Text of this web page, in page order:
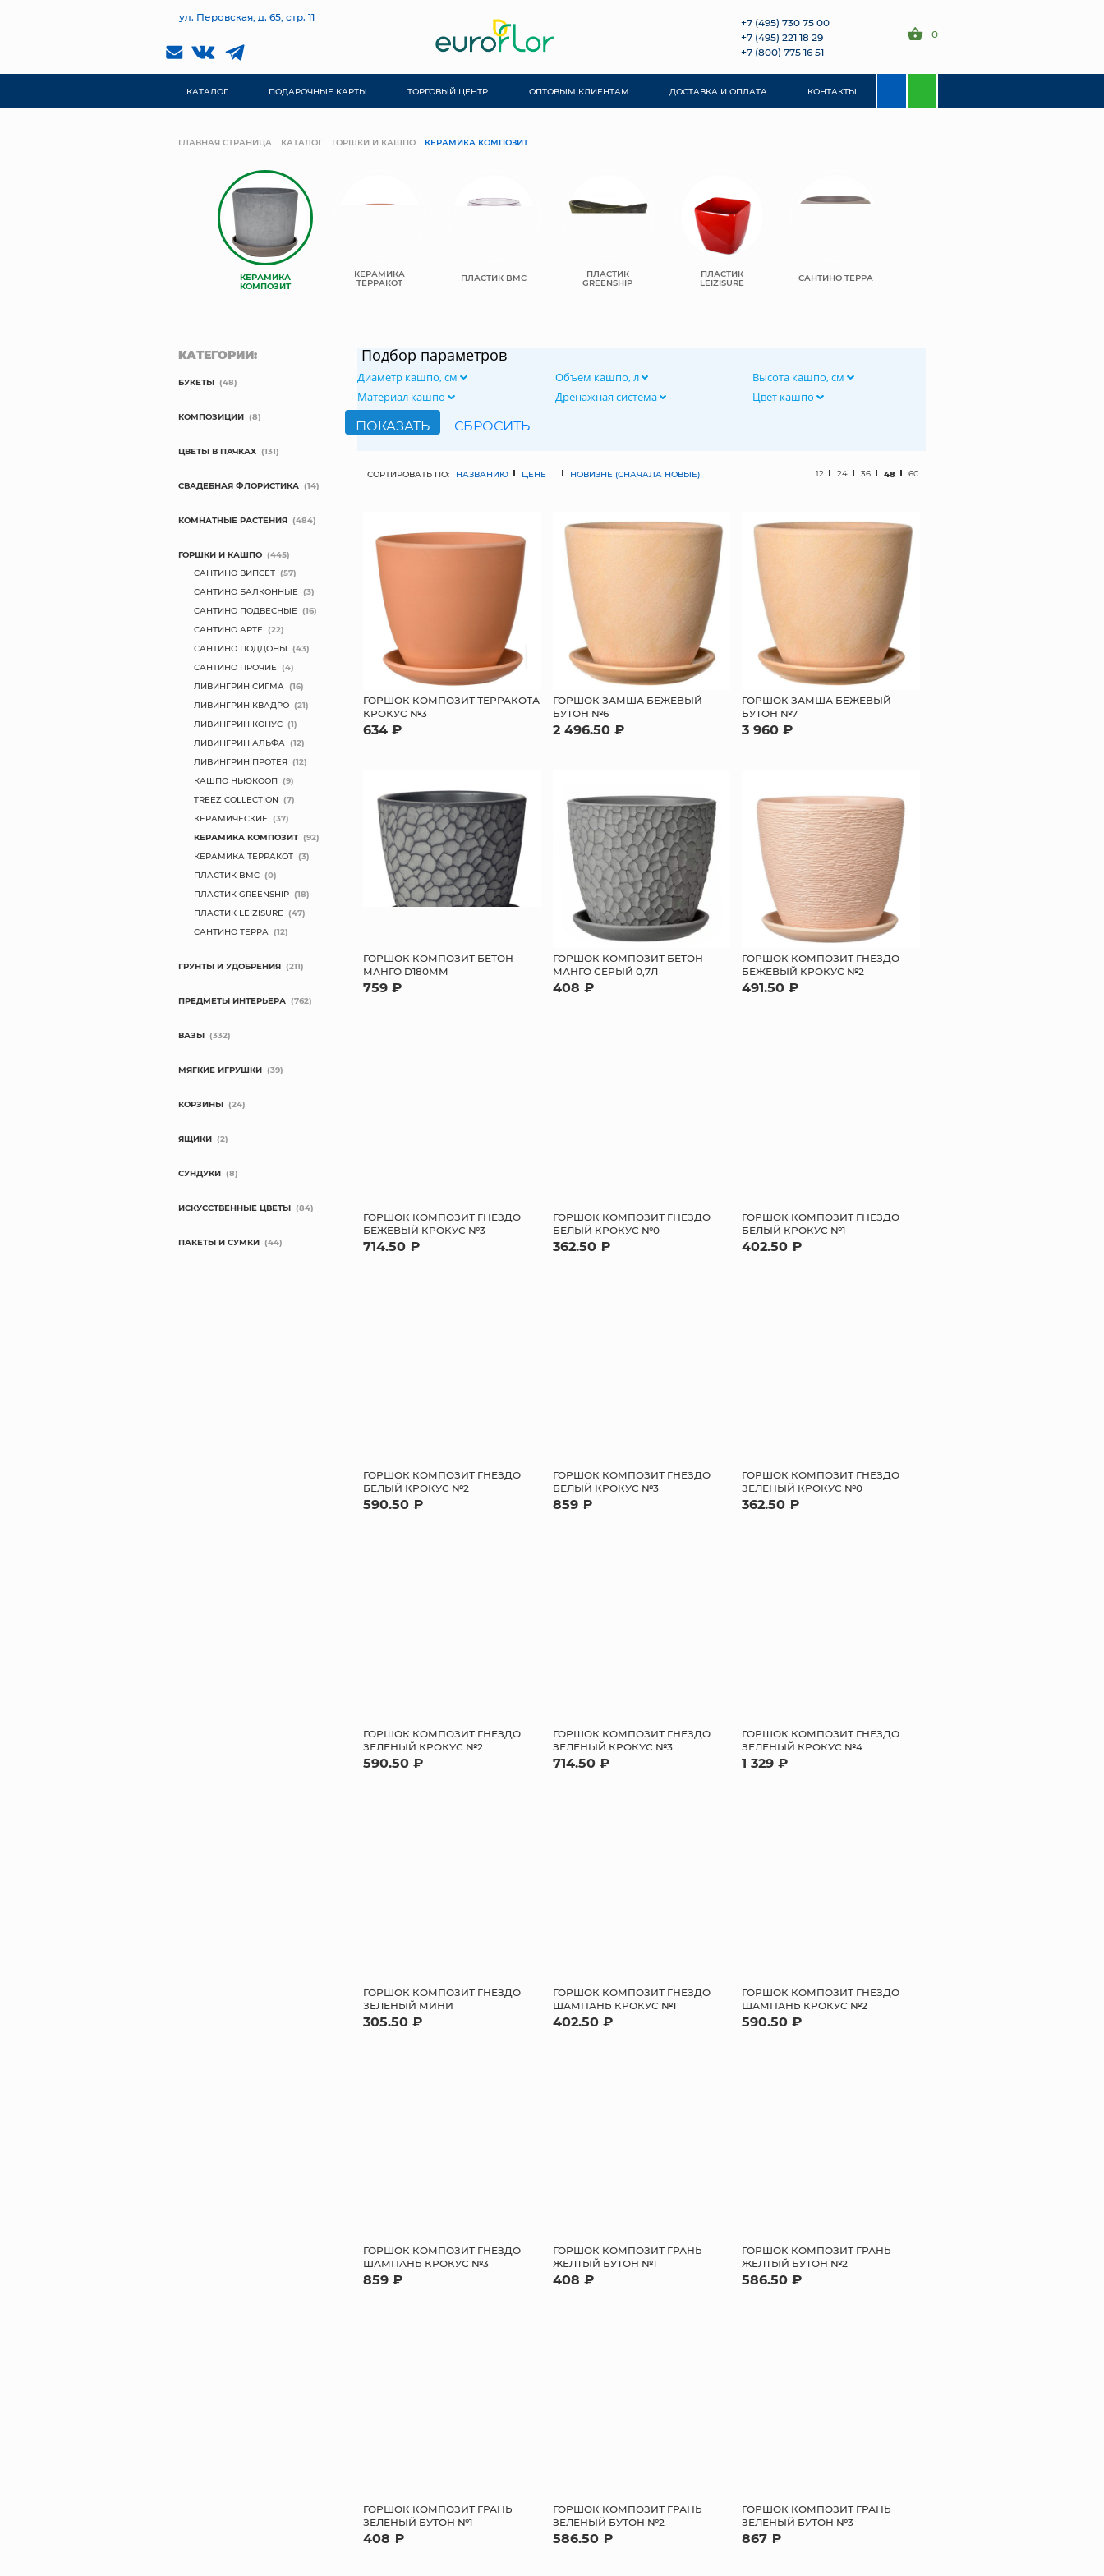
ул. Перовская, д. 65, стр. 11
+7 (495) 730 75 00
+7 (495) 221 18 29
+7 (800) 775 16 51
0
КАТАЛОГ ПОДАРОЧНЫЕ КАРТЫ ТОРГОВЫЙ ЦЕНТР ОПТОВЫМ КЛИЕНТАМ ДОСТАВКА И ОПЛАТА КОНТАКТЫ
ГЛАВНАЯ СТРАНИЦА КАТАЛОГ ГОРШКИ И КАШПО КЕРАМИКА КОМПОЗИТ
КЕРАМИКА
КОМПОЗИТ
КЕРАМИКА
ТЕРРАКОТ ПЛАСТИК BMC ПЛАСТИК
GREENSHIP
ПЛАСТИК
LEIZISURE САНТИНО ТЕРРА
Подбор параметров
Диаметр кашпо, см Объем кашпо, л
Высота кашпо, см
Материал кашпо
Дренажная система Цвет кашпо
СОРТИРОВАТЬ ПО: НАЗВАНИЮ ЦЕНЕ НОВИЗНЕ (СНАЧАЛА НОВЫЕ) 12 24 36 48 60
ГОРШОК КОМПОЗИТ ТЕРРАКОТА
КРОКУС №3
634 ₽
ГОРШОК ЗАМША БЕЖЕВЫЙ
БУТОН №6
2 496.50 ₽
ГОРШОК ЗАМША БЕЖЕВЫЙ
БУТОН №7
3 960 ₽
ГОРШОК КОМПОЗИТ БЕТОН
МАНГО D180ММ
759 ₽
ГОРШОК КОМПОЗИТ БЕТОН
МАНГО СЕРЫЙ 0,7Л
408 ₽
ГОРШОК КОМПОЗИТ ГНЕЗДО
БЕЖЕВЫЙ КРОКУС №2
491.50 ₽
ГОРШОК КОМПОЗИТ ГНЕЗДО
БЕЖЕВЫЙ КРОКУС №3
714.50 ₽
ГОРШОК КОМПОЗИТ ГНЕЗДО
БЕЛЫЙ КРОКУС №0
362.50 ₽
ГОРШОК КОМПОЗИТ ГНЕЗДО
БЕЛЫЙ КРОКУС №1
402.50 ₽
ГОРШОК КОМПОЗИТ ГНЕЗДО
БЕЛЫЙ КРОКУС №2
590.50 ₽
ГОРШОК КОМПОЗИТ ГНЕЗДО
БЕЛЫЙ КРОКУС №3
859 ₽
ГОРШОК КОМПОЗИТ ГНЕЗДО
ЗЕЛЕНЫЙ КРОКУС №0
362.50 ₽
ГОРШОК КОМПОЗИТ ГНЕЗДО
ЗЕЛЕНЫЙ КРОКУС №2
590.50 ₽
ГОРШОК КОМПОЗИТ ГНЕЗДО
ЗЕЛЕНЫЙ КРОКУС №3
714.50 ₽
ГОРШОК КОМПОЗИТ ГНЕЗДО
ЗЕЛЕНЫЙ КРОКУС №4
1 329 ₽
ГОРШОК КОМПОЗИТ ГНЕЗДО
ЗЕЛЕНЫЙ МИНИ
305.50 ₽
ГОРШОК КОМПОЗИТ ГНЕЗДО
ШАМПАНЬ КРОКУС №1
402.50 ₽
ГОРШОК КОМПОЗИТ ГНЕЗДО
ШАМПАНЬ КРОКУС №2
590.50 ₽
ГОРШОК КОМПОЗИТ ГНЕЗДО
ШАМПАНЬ КРОКУС №3
859 ₽
ГОРШОК КОМПОЗИТ ГРАНЬ
ЖЕЛТЫЙ БУТОН №1
408 ₽
ГОРШОК КОМПОЗИТ ГРАНЬ
ЖЕЛТЫЙ БУТОН №2
586.50 ₽
ГОРШОК КОМПОЗИТ ГРАНЬ
ЗЕЛЕНЫЙ БУТОН №1
408 ₽
ГОРШОК КОМПОЗИТ ГРАНЬ
ЗЕЛЕНЫЙ БУТОН №2
586.50 ₽
ГОРШОК КОМПОЗИТ ГРАНЬ
ЗЕЛЕНЫЙ БУТОН №3
867 ₽
КАТЕГОРИИ:
БУКЕТЫ (48)
КОМПОЗИЦИИ (8)
ЦВЕТЫ В ПАЧКАХ (131)
СВАДЕБНАЯ ФЛОРИСТИКА (14)
КОМНАТНЫЕ РАСТЕНИЯ (484)
ГОРШКИ И КАШПО (445)
САНТИНО ВИПСЕТ (57)
САНТИНО БАЛКОННЫЕ (3)
САНТИНО ПОДВЕСНЫЕ (16)
САНТИНО АРТЕ (22)
САНТИНО ПОДДОНЫ (43)
САНТИНО ПРОЧИЕ (4)
ЛИВИНГРИН СИГМА (16)
ЛИВИНГРИН КВАДРО (21)
ЛИВИНГРИН КОНУС (1)
ЛИВИНГРИН АЛЬФА (12)
ЛИВИНГРИН ПРОТЕЯ (12)
КАШПО НЬЮКООП (9)
TREEZ COLLECTION (7)
КЕРАМИЧЕСКИЕ (37)
КЕРАМИКА КОМПОЗИТ (92)
КЕРАМИКА ТЕРРАКОТ (3)
ПЛАСТИК BMC (0)
ПЛАСТИК GREENSHIP (18)
ПЛАСТИК LEIZISURE (47)
САНТИНО ТЕРРА (12)
ГРУНТЫ И УДОБРЕНИЯ (211)
ПРЕДМЕТЫ ИНТЕРЬЕРА (762)
ВАЗЫ (332)
МЯГКИЕ ИГРУШКИ (39)
КОРЗИНЫ (24)
ЯЩИКИ (2)
СУНДУКИ (8)
ИСКУССТВЕННЫЕ ЦВЕТЫ (84)
ПАКЕТЫ И СУМКИ (44)